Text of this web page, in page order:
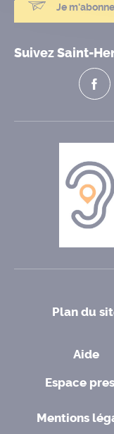
Je m'abonne
Suivez Saint-
Plan du
Aide
Espace
Mentions